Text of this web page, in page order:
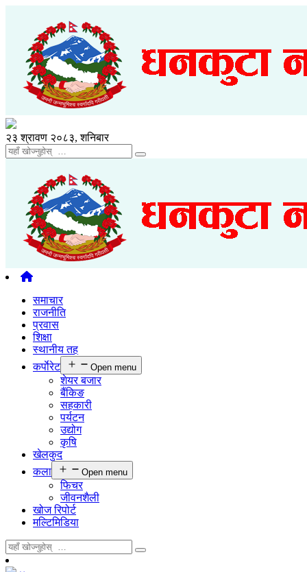
२३ श्रावण २०८३, शनिबार
समाचार
राजनीति
प्रवास
शिक्षा
स्थानीय तह
कर्पाेरेट
Open menu
शेयर बजार
बैंकिङ
सहकारी
पर्यटन
उद्योग
कृषि
खेलकुद
कला
Open menu
फिचर
जीवनशैली
खोज रिपोर्ट
मल्टिमिडिया